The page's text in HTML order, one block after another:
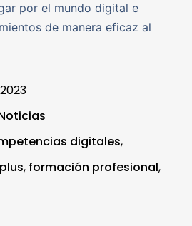
por el mundo digital e
de manera eficaz al
digitales,
, formación profesional,